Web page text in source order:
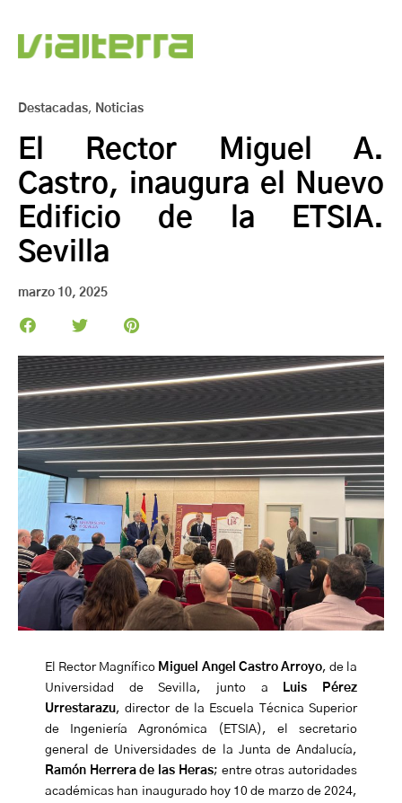
Destacadas, Noticias
El Rector Miguel A.
Castro, inaugura el Nuevo
Edificio de la ETSIA.
Sevilla
marzo 10, 2025
El Rector Magnífico Miguel Angel Castro Arroyo, de la
Universidad de Sevilla, junto a
Luis Pérez
Urrestarazu, director de la Escuela Técnica Superior
de Ingeniería Agronómica (ETSIA), el secretario
general de Universidades de la Junta de Andalucía,
Ramón Herrera de las Heras; entre otras autoridades
académicas han inaugurado hoy 10 de marzo de 2024,